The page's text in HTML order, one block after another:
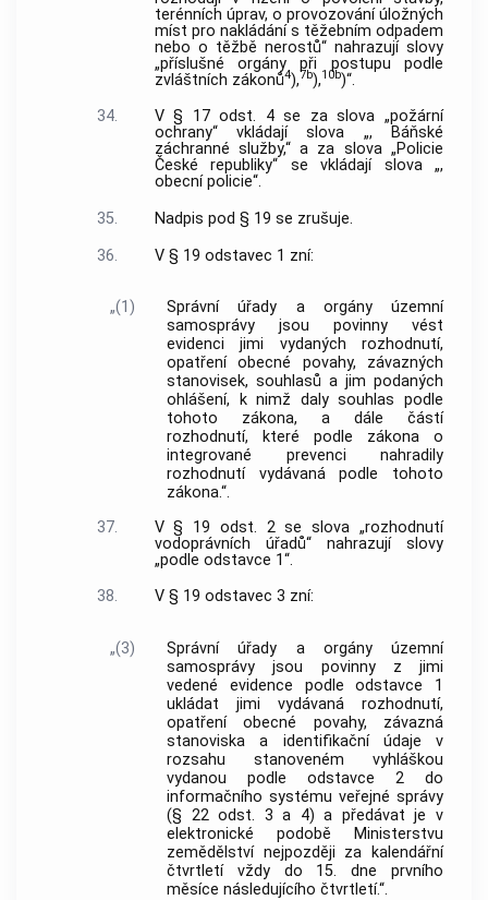
terénních úprav, o provozování úložných
míst pro nakládání s těžebním odpadem
nebo o těžbě nerostů“ nahrazují slovy
„příslušné orgány při postupu podle
zvláštních zákonů4),7b),10b)“.
34.
V § 17 odst. 4 se za slova „požární
ochrany“ vkládají slova „, Báňské
záchranné služby,“ a za slova „Policie
České republiky“ se vkládají slova „,
obecní policie“.
35.
Nadpis pod § 19 se zrušuje.
36.
V § 19 odstavec 1 zní:
„(1)
Správní úřady a orgány územní
samosprávy jsou povinny vést
evidenci jimi vydaných rozhodnutí,
opatření obecné povahy, závazných
stanovisek, souhlasů a jim podaných
ohlášení, k nimž daly souhlas podle
tohoto zákona, a dále částí
rozhodnutí, které podle zákona o
integrované prevenci nahradily
rozhodnutí vydávaná podle tohoto
zákona.“.
37.
V § 19 odst. 2 se slova „rozhodnutí
vodoprávních úřadů“ nahrazují slovy
„podle odstavce 1“.
38.
V § 19 odstavec 3 zní:
„(3)
Správní úřady a orgány územní
samosprávy jsou povinny z jimi
vedené evidence podle odstavce 1
ukládat jimi vydávaná rozhodnutí,
opatření obecné povahy, závazná
stanoviska a identifikační údaje v
rozsahu stanoveném vyhláškou
vydanou podle odstavce 2 do
informačního systému veřejné správy
(§ 22 odst. 3 a 4) a předávat je v
elektronické podobě Ministerstvu
zemědělství nejpozději za kalendářní
čtvrtletí vždy do 15. dne prvního
měsíce následujícího čtvrtletí.“.